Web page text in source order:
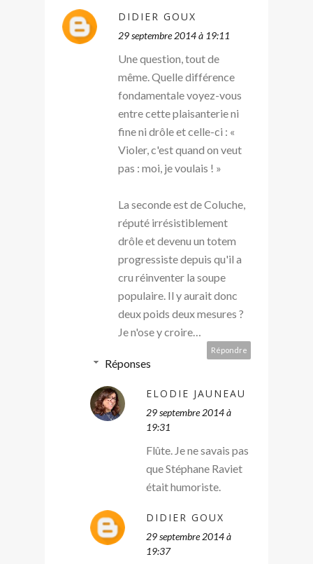
DIDIER GOUX
29 septembre 2014 à 19:11
Une question, tout de
même. Quelle différence
fondamentale voyez-vous
entre cette plaisanterie ni
fine ni drôle et celle-ci : «
Violer, c'est quand on veut
pas : moi, je voulais ! »
La seconde est de Coluche,
réputé irrésistiblement
drôle et devenu un totem
progressiste depuis qu'il a
cru réinventer la soupe
populaire. Il y aurait donc
deux poids deux mesures ?
Je n'ose y croire…
Répondre
Réponses
ELODIE JAUNEAU
29 septembre 2014 à
19:31
Flûte. Je ne savais pas
que Stéphane Raviet
était humoriste.
DIDIER GOUX
29 septembre 2014 à
19:37